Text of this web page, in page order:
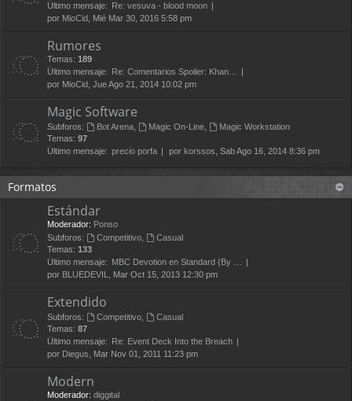
Último mensaje:
Re: vesuva - blood moon
por MioCid, Mié Mar 30, 2016 5:58 pm
Rumores
Temas: 189
Último mensaje:
Re: Comentarios Spoiler: Khan…
por MioCid, Jue Ago 21, 2014 10:02 pm
Magic Software
Subforos: Bot Arena, Magic On-Line,
Magic Workstation
Temas: 97
Último mensaje: precio porfa por korssos, Sab Ago 16, 2014 8:36 pm
Formatos
Estándar
Moderador: Ponso
Subforos:
Competitivo,
Casual
Temas: 133
Último mensaje:
MBC Devotion en Standard (By …
por BLUEDEVIL, Mar Oct 15, 2013 12:30 pm
Extendido
Subforos: Competitivo,
Casual
Temas: 87
Último mensaje:
Re: Event Deck Into the Breach
por Diegus, Mar Nov 01, 2011 11:23 pm
Modern
Moderador: diggital